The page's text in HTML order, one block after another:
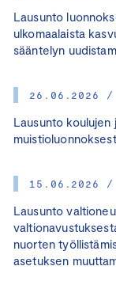
Lausunto
ulkomaalaista
sääntelyn
26.06.2026 /
Lausunto
15.06.2026 /
Lausunto
nuorten
asetuksen